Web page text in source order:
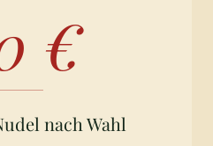
€
nach Wahl